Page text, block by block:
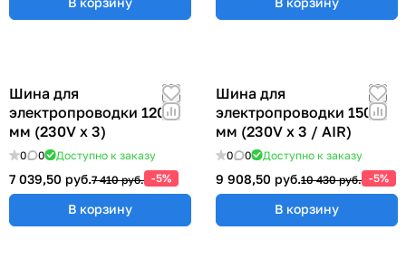
Шина для
электропроводки 1200
мм (230V x 3)
0 0 Доступно к заказу
7 039,50 руб.7 410 руб. -5%
В корзину
Шина для
электропроводки 1500
мм (230V x 3 / AIR)
0 0 Доступно к заказу
9 908,50 руб.10 430 руб. -5%
В корзину